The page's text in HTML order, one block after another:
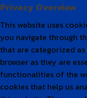
Necessary
Necessary
Always Enabled
Necessary cookies are
to function properly.
functionalities and
anonymously.